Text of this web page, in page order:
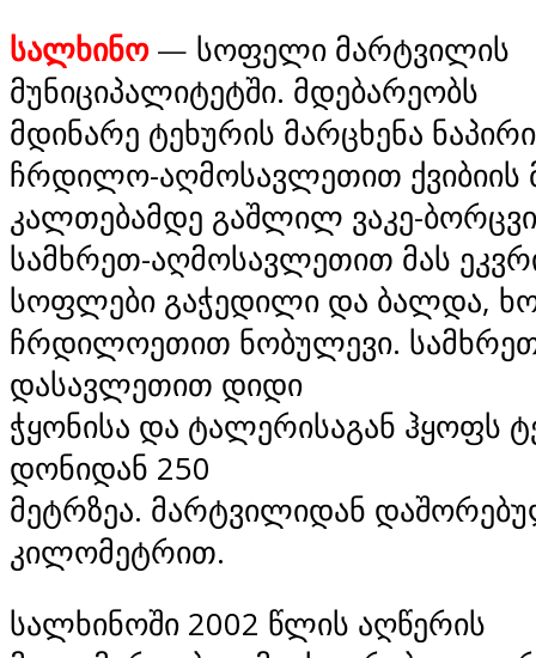
სალხინო— სოფელი მარტვილის
მუნიციპალიტეტში. მდებარეობს
მდინარე ტეხურის მარცხენა
ჩრდილო-აღმოსავლეთით ქვიბიის
კალთებამდე გაშლილ ვაკე-
სამხრეთ-აღმოსავლეთით მას
სოფლები გაჭედილი და ბალდა,
ჩრდილოეთით ნობულევი.
დასავლეთით დიდი
ჭყონისა და ტალერისაგან ჰყოფს
დონიდან 250
მეტრზეა. მარტვილიდან
კილომეტრით.
სალხინოში 2002 წლის აღწერის